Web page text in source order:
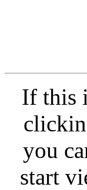
If this
you
start